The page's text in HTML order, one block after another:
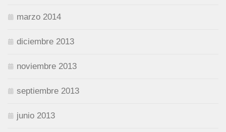
marzo 2014
diciembre 2013
noviembre 2013
septiembre 2013
junio 2013